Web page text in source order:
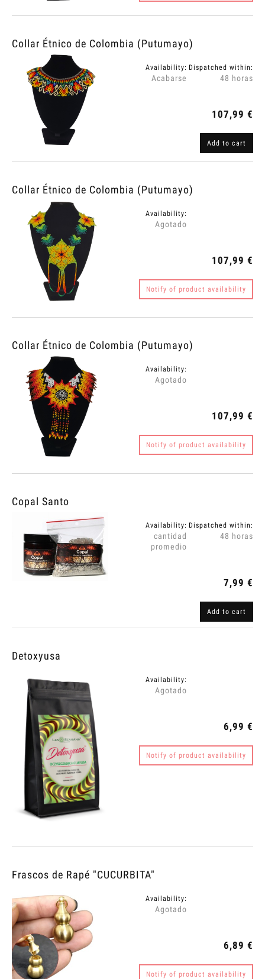
Collar Étnico de Colombia (Putumayo)
Availability:
Acabarse
Dispatched within:
48 horas
107,99 €
Add to cart
Collar Étnico de Colombia (Putumayo)
Availability:
Agotado
107,99 €
Notify of product availability
Collar Étnico de Colombia (Putumayo)
Availability:
Agotado
107,99 €
Notify of product availability
Copal Santo
Availability:
cantidad
promedio
Dispatched within:
48 horas
7,99 €
Add to cart
Detoxyusa
Availability:
Agotado
6,99 €
Notify of product availability
Frascos de Rapé "CUCURBITA"
Availability:
Agotado
6,89 €
Notify of product availability